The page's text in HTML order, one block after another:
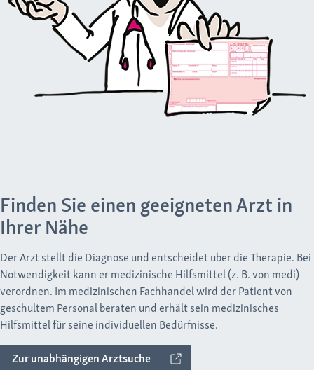
Finden Sie einen geeigneten Arzt in
Ihrer Nähe
Der Arzt stellt die Diagnose und entscheidet über die Therapie. Bei
Notwendigkeit kann er medizinische Hilfsmittel (z. B. von medi)
verordnen. Im medizinischen Fachhandel wird der Patient von
geschultem Personal beraten und erhält sein medizinisches
Hilfsmittel für seine individuellen Bedürfnisse.
Zur unabhängigen Arztsuche